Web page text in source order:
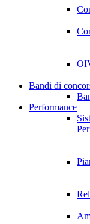
Bandi di
Performance